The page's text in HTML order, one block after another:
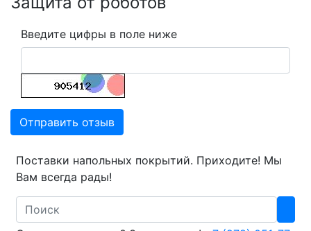
Введите цифры в поле ниже
Отправить отзыв
Поставки напольных покрытий. Приходите! Мы
Вам всегда рады!
Search